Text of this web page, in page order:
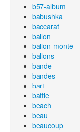
b57-album
babushka
baccarat
ballon
ballon-monté
ballons
bande
bandes
bart
battle
beach
beau
beaucoup